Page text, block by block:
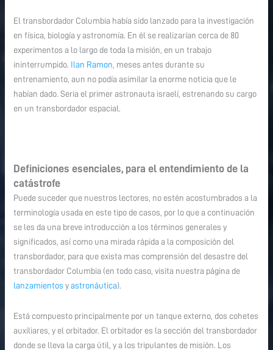
El transbordador Columbia había sido lanzado para la investigación
en física, biología y astronomía. En él se realizarían cerca de 80
experimentos a lo largo de toda la misión, en un trabajo
ininterrumpido.
Ilan Ramon, meses antes durante su
entrenamiento, aun no podía asimilar la enorme noticia que le
habían dado. Seria el primer astronauta israelí, estrenando su cargo
en un transbordador espacial.
Definiciones esenciales, para el entendimiento de la
catástrofe
Puede suceder que nuestros lectores, no estén acostumbrados a la
terminología usada en este tipo de casos, por lo que a continuación
se les da una breve introducción a los términos generales y
significados, así como una mirada rápida a la composición del
transbordador, para que exista mas comprensión del desastre del
transbordador Columbia (en todo caso, visita nuestra página de
lanzamientos yastronáutica).
Está compuesto principalmente por un tanque externo, dos cohetes
auxiliares, y el orbitador. El orbitador es la sección del transbordador
donde se lleva la carga útil, y a los tripulantes de misión. Los